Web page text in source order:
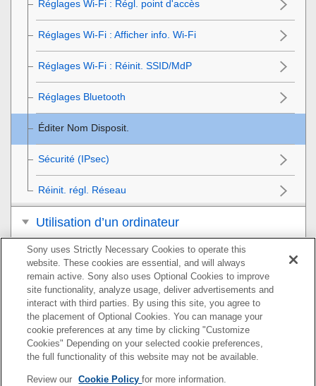
Réglages Wi-Fi : Régl. point d'accès
Réglages Wi-Fi : Afficher info. Wi-Fi
Réglages Wi-Fi : Réinit. SSID/MdP
Réglages Bluetooth
Éditer Nom Disposit.
Sécurité (IPsec)
Réinit. régl. Réseau
Utilisation d’un ordinateur
Liste des éléments du MENU
Précautions/Le produit
Si vous avez des problèmes
Pour plus d’informations sur la conformité aux lois sur
Sony uses Strictly Necessary Cookies to operate this
website. These cookies are essential, and will always
remain active. Sony also uses Optional Cookies to improve
site functionality, analyze usage, deliver advertisements and
interact with third parties. By using this site, you agree to
the placement of Optional Cookies. You can manage your
cookie preferences at any time by clicking "Customize
Cookies" Depending on your selected cookie preferences,
the full functionality of this website may not be available.
Review our Cookie Policyfor more information.